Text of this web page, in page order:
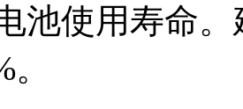
池使用寿命